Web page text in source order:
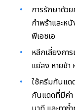
การรักษาด้ว
กำพร้าและห
พีเอชเอ
หลีกเลี่ยงการ
แย่ลง หายช้า
ใช้ครีมกันแด
กันแดดที่มีค่า